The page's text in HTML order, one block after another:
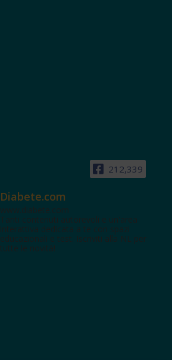
212,339
Diabete.com
www.diabete.com
Tanti contenuti autorevoli e un'area
interattiva dedicata a te con spazi
educazionali e test. Iscriviti alla NL per
tutte le novità!